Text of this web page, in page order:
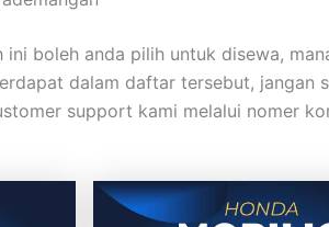
boleh anda pilih untuk disewa,
dalam daftar tersebut, jangan
support kami melalui nomer